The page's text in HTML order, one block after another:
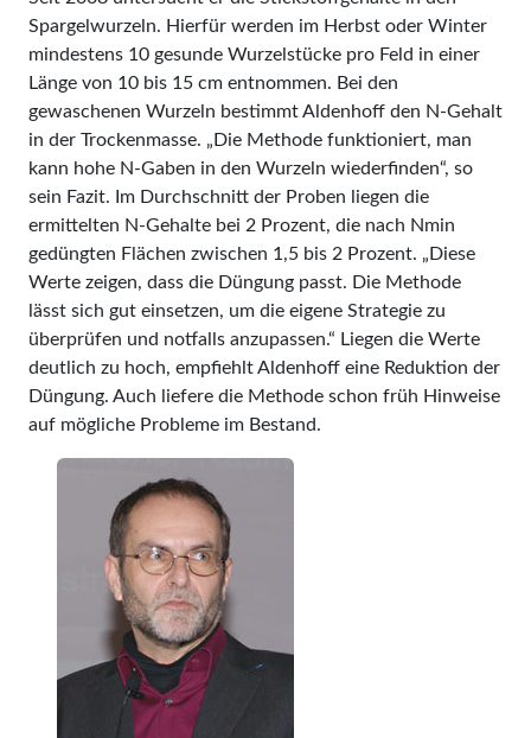
Spargelwurzeln. Hierfür werden im Herbst oder Winter
mindestens 10 gesunde Wurzelstücke pro Feld in einer
Länge von 10 bis 15 cm entnommen. Bei den
gewaschenen Wurzeln bestimmt Aldenhoff den N-Gehalt
in der Trockenmasse. „Die Methode funktioniert, man
kann hohe N-Gaben in den Wurzeln wiederfinden“, so
sein Fazit. Im Durchschnitt der Proben liegen die
ermittelten N-Gehalte bei 2 Prozent, die nach Nmin
gedüngten Flächen zwischen 1,5 bis 2 Prozent. „Diese
Werte zeigen, dass die Düngung passt. Die Methode
lässt sich gut einsetzen, um die eigene Strategie zu
überprüfen und notfalls anzupassen.“ Liegen die Werte
deutlich zu hoch, empfiehlt Aldenhoff eine Reduktion der
Düngung. Auch liefere die Methode schon früh Hinweise
auf mögliche Probleme im Bestand.